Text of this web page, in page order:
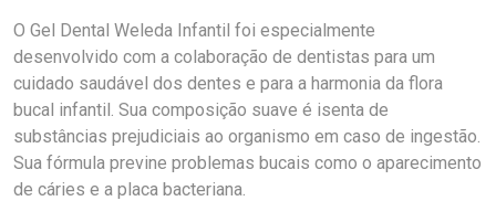
O Gel Dental Weleda Infantil foi especialmente
desenvolvido com a colaboração de dentistas para um
cuidado saudável dos dentes e para a harmonia da flora
bucal infantil. Sua composição suave é isenta de
substâncias prejudiciais ao organismo em caso de ingestão.
Sua fórmula previne problemas bucais como o aparecimento
de cáries e a placa bacteriana.